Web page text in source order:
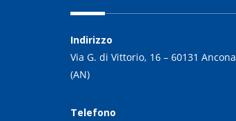
Indirizzo
Via G. di Vittorio, 16 – 60131 Ancona
(AN)
Telefono